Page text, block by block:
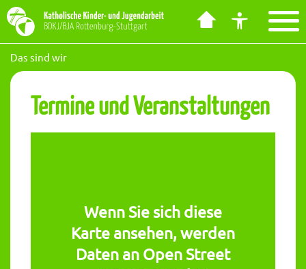
Barrierefreiheit Dashboard öffnen
Hauptnavigation anzeigen
zum Inhalt springen
Tastenkombinationen anzeigen
Das sind wir
Termine und Veranstaltungen
Wenn Sie sich diese
Karte ansehen, werden
Daten an Open Street